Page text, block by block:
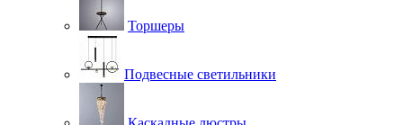
Торшеры
Подвесные светильники